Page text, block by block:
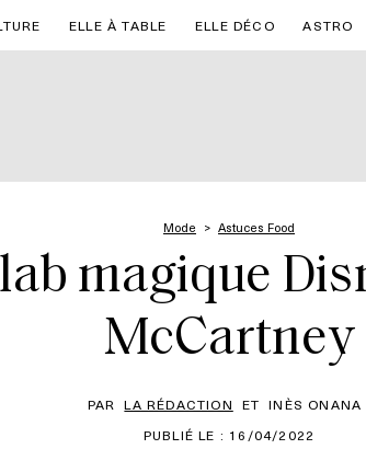
ELLE À TABLE ELLE DÉCO ASTRO
Mode Astuces Food
magique
McCartney
PAR LA RÉDACTION ET INÈS ONANA
PUBLIÉ LE : 16/04/2022